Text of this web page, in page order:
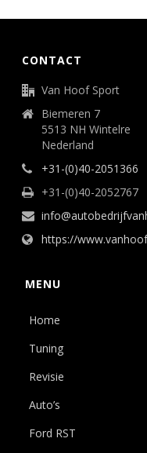
CONTACT
Van Hoof Sport
Biemeren 7
5513 NH Wintelre
Nederland
+31-(0)40-2051366
+31-(0)40-2052767
https://
MENU
Home
Tuning
Revisie
Auto’s
Ford RST